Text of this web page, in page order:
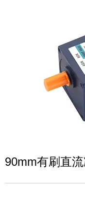
90mm有刷直